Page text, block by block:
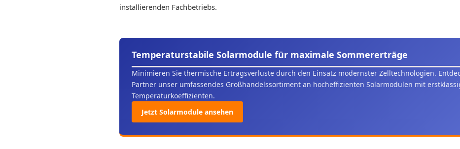
installierenden Fachbetriebs.
Temperaturstabile Solarmodule für maximale Sommererträge
Minimieren Sie thermische Ertragsverluste durch den Einsatz modernster Zelltechnologien.
Partner unser umfassendes Großhandelssortiment an hocheffizienten Solarmodulen mit
Temperaturkoeffizienten.
Jetzt Solarmodule ansehen